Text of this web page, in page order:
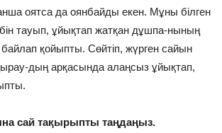
оятса да оянбайды екен. Мұны білген
тауып, ұйықтап жатқан дұшпа-нының
қойыпты. Сөйтіп, жүрген сайын
дың арқасында алаңсыз ұйықтап,
сай тақырыпты таңдаңыз.